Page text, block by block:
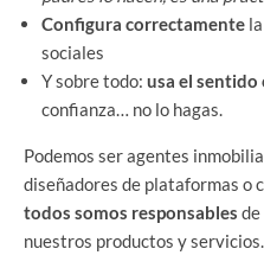
Configura correctamente
sociales
Y sobre todo: usa el sentido
confianza… no lo hagas.
Podemos ser agentes
diseñadores de plataformas o
todos somos responsables
nuestros productos y servicios.